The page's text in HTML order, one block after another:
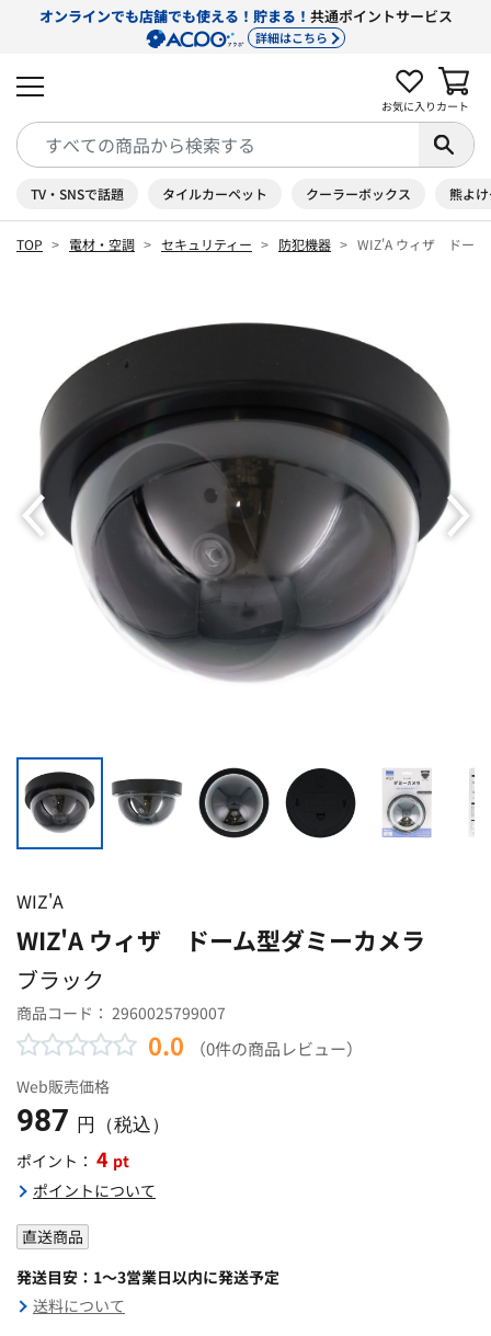
オンラインでも店舗でも使える！貯まる！ 共通ポイントサービス
詳細はこちら
お気に入り カート
TV・SNSで話題 タイルカーペット クーラーボックス 熊よ
TOP 電材・空調 セキュリティー 防犯機器 WIZ'A ウィザ ドーム
WIZ'A
WIZ'A ウィザ ドーム型ダミーカメラ
ブラック
商品コード： 2960025799007
0.0 （0件の商品レビュー）
Web販売価格
987 円（税込）
ポイント： 4 pt
ポイントについて
直送商品
発送目安：1～3営業日以内に発送予定
送料について